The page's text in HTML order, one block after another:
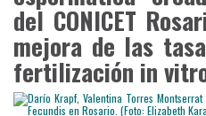
del CONICET
mejora de las
fertilización in
mil
tratamientos
de
asistencia